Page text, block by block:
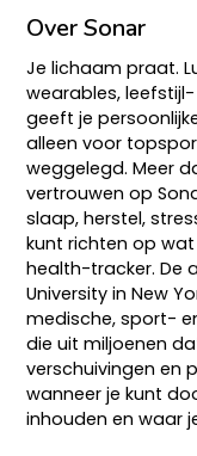
Over Sonar
Je lichaam praat.
wearables,
geeft je
alleen voor
weggelegd. Meer
vertrouwen op
slaap, herstel,
kunt richten op
health-tracker. De
University in New
medische, sport-
die uit miljoenen
verschuivingen en
wanneer je kunt
inhouden en waar